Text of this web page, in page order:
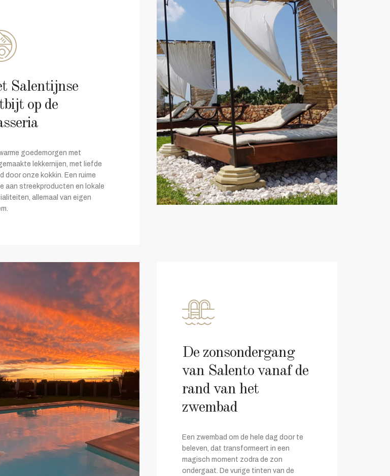
Salentijnse
op de
goedemorgen met
lekkernijen, met liefde
door onze kokkin. Een ruime
aan streekproducten en lokale
allemaal van eigen
La colazione
salentina
Lorem ipsum dolor sit amet,
consectetur adipisicing elit, sed do
eiusmod tempor incididunt ut labore et
dolore magna..
zonsondergang
Salento vanaf de
van het
om de hele dag door te
dat transformeert in een
moment zodra de zon
De vurige tinten van de
De zonsondergang
van Salento vanaf de
rand van het
zwembad
Een zwembad om de hele dag door te
beleven, dat transformeert in een
magisch moment zodra de zon
ondergaat. De vurige tinten van de